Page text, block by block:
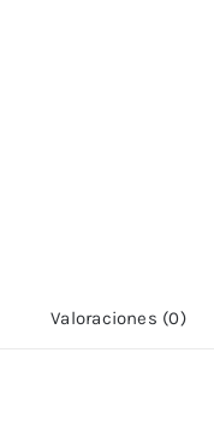
Valoraciones (0)